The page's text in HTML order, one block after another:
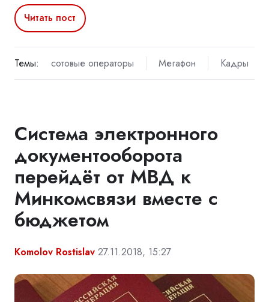
Читать пост
Темы: сотовые операторы Мегафон Кадры
Система электронного
документооборота
перейдёт от МВД к
Минкомсвязи вместе с
бюджетом
Komolov Rostislav 27.11.2018, 15:27